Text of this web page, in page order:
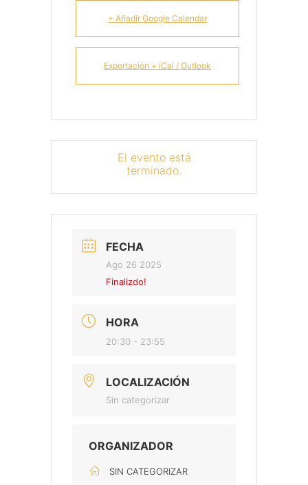
+ Añadir Google Calendar
Exportación + iCal / Outlook
El evento está
terminado.
FECHA
Ago 26 2025
Finalizdo!
HORA
20:30 - 23:55
LOCALIZACIÓN
Sin categorizar
ORGANIZADOR
SIN CATEGORIZAR